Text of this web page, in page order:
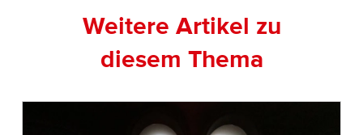
Weitere Artikel zu
diesem Thema